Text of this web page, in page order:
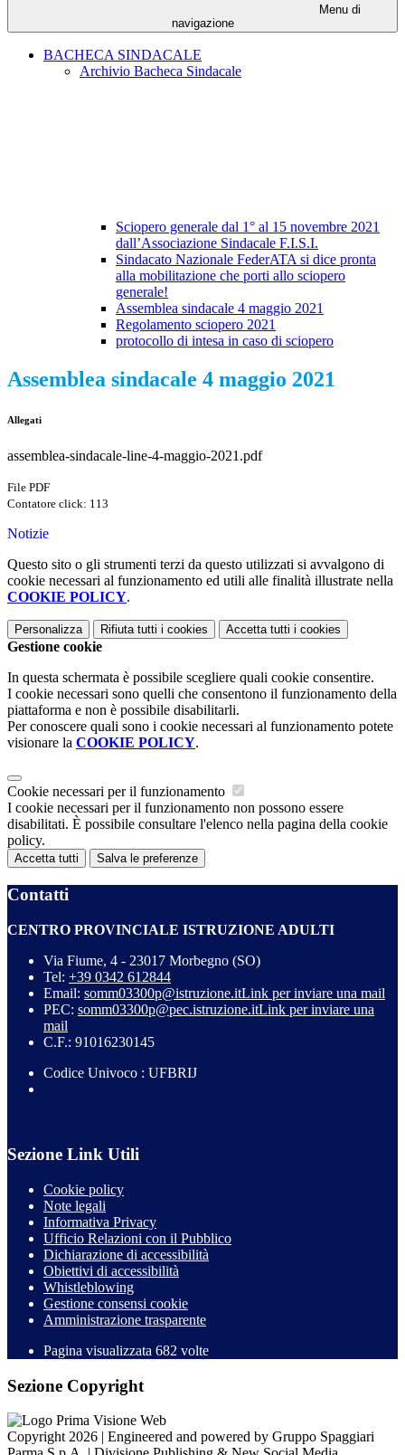
Menu di
navigazione
BACHECA SINDACALE
Archivio Bacheca Sindacale
Sciopero generale dal 1° al 15 novembre 2021
dall’Associazione Sindacale F.I.S.I.
Sindacato Nazionale FederATA si dice pronta
alla mobilitazione che porti allo sciopero
generale!
Assemblea sindacale 4 maggio 2021
Regolamento sciopero 2021
protocollo di intesa in caso di sciopero
Assemblea sindacale 4 maggio 2021
Allegati
assemblea-sindacale-line-4-maggio-2021.pdf
File PDF
Contatore click: 113
Notizie
Questo sito o gli strumenti terzi da questo utilizzati si avvalgono di
cookie necessari al funzionamento ed utili alle finalità illustrate nella
COOKIE POLICY.
Personalizza Rifiuta tutti i cookies Accetta tutti i cookies
Gestione cookie
In questa schermata è possibile scegliere quali cookie consentire.
I cookie necessari sono quelli che consentono il funzionamento della
piattaforma e non è possibile disabilitarli.
Per conoscere quali sono i cookie necessari al funzionamento potete
visionare la COOKIE POLICY.
Cookie necessari per il funzionamento
I cookie necessari per il funzionamento non possono essere
disabilitati. È possibile consultare l'elenco nella pagina della cookie
policy.
Accetta tutti Salva le preferenze
Contatti
CENTRO PROVINCIALE ISTRUZIONE ADULTI
Via Fiume, 4 - 23017 Morbegno (SO)
Tel: +39 0342 612844
Email: somm03300p@istruzione.itLink per inviare una mail
PEC: somm03300p@pec.istruzione.itLink per inviare una
mail
C.F.: 91016230145
Codice Univoco : UFBRIJ
Sezione Link Utili
Cookie policy
Note legali
Informativa Privacy
Ufficio Relazioni con il Pubblico
Dichiarazione di accessibilità
Obiettivi di accessibilità
Whistleblowing
Gestione consensi cookie
Amministrazione trasparente
Pagina visualizzata 682 volte
Sezione Copyright
Copyright 2026 | Engineered and powered by Gruppo Spaggiari